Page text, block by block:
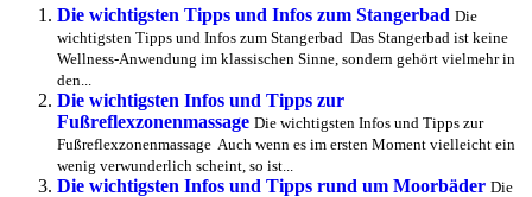
Die wichtigsten Tipps und Infos zum Stangerbad Die
wichtigsten Tipps und Infos zum Stangerbad Das Stangerbad ist keine
Wellness-Anwendung im klassischen Sinne, sondern gehört vielmehr in
den...
Die wichtigsten Infos und Tipps zur
Fußreflexzonenmassage Die wichtigsten Infos und Tipps zur
Fußreflexzonenmassage Auch wenn es im ersten Moment vielleicht ein
wenig verwunderlich scheint, so ist...
Die wichtigsten Infos und Tipps rund um Moorbäder Die